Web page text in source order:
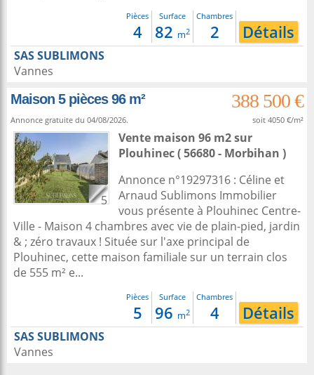
Pièces
4
Surface
82 m2
Chambres
2 Détails
SAS SUBLIMONS
Vannes
Maison 5 pièces 96 m²
388 500 €
Annonce gratuite du 04/08/2026. soit 4050 €/m²
5
Vente maison 96 m2sur
Plouhinec( 56680 - Morbihan )
Annonce n°19297316 : Céline et
Arnaud Sublimons Immobilier
vous présente à Plouhinec Centre-
Ville - Maison 4 chambres avec vie de plain-pied, jardin
& ; zéro travaux ! Située sur l'axe principal de
Plouhinec, cette maison familiale sur un terrain clos
de 555 m² e...
Pièces
5
Surface
96 m2
Chambres
4 Détails
SAS SUBLIMONS
Vannes